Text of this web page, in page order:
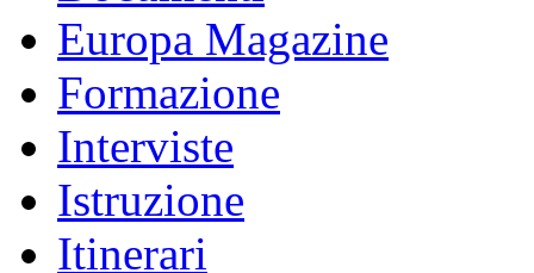
Europa Magazine
Formazione
Interviste
Istruzione
Itinerari